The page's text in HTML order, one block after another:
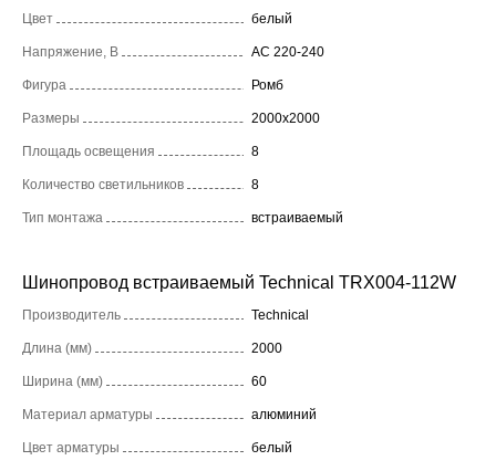
Цвет белый
Напряжение, В AC 220-240
Фигура Ромб
Размеры 2000x2000
Площадь освещения 8
Количество светильников 8
Тип монтажа встраиваемый
Шинопровод встраиваемый Technical TRX004-112W
Производитель Technical
Длина (мм) 2000
Ширина (мм) 60
Материал арматуры алюминий
Цвет арматуры белый